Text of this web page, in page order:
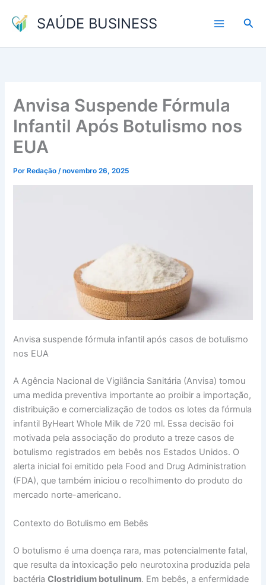
para
conteúdo
SAÚDE BUSINESS
Anvisa Suspende Fórmula
Infantil Após Botulismo nos
EUA
Por Redação/novembro 26, 2025
Anvisa suspende fórmula infantil após casos de botulismo
nos EUA
A Agência Nacional de Vigilância Sanitária (Anvisa) tomou
uma medida preventiva importante ao proibir a importação,
distribuição e comercialização de todos os lotes da fórmula
infantil ByHeart Whole Milk de 720 ml. Essa decisão foi
motivada pela associação do produto a treze casos de
botulismo registrados em bebês nos Estados Unidos. O
alerta inicial foi emitido pela Food and Drug Administration
(FDA), que também iniciou o recolhimento do produto do
mercado norte-americano.
Contexto do Botulismo em Bebês
O botulismo é uma doença rara, mas potencialmente fatal,
que resulta da intoxicação pelo neurotoxina produzida pela
bactériaClostridium botulinum. Em bebês, a enfermidade